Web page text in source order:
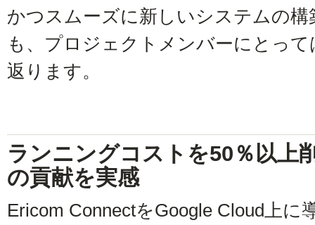
かつスムーズに新しいシステムの
も、プロジェクトメンバーにとっ
返ります。
ランニングコストを50％以上
の貢献を実感
Ericom ConnectをGoogle Cloud上に